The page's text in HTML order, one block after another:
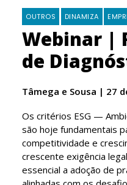
OUTROS DINAMIZA
Webinar |
de
Tâmega e Sousa | 27
Os critérios ESG —
são hoje fundamentais
competitividade e
crescente exigência
essencial a adoção de